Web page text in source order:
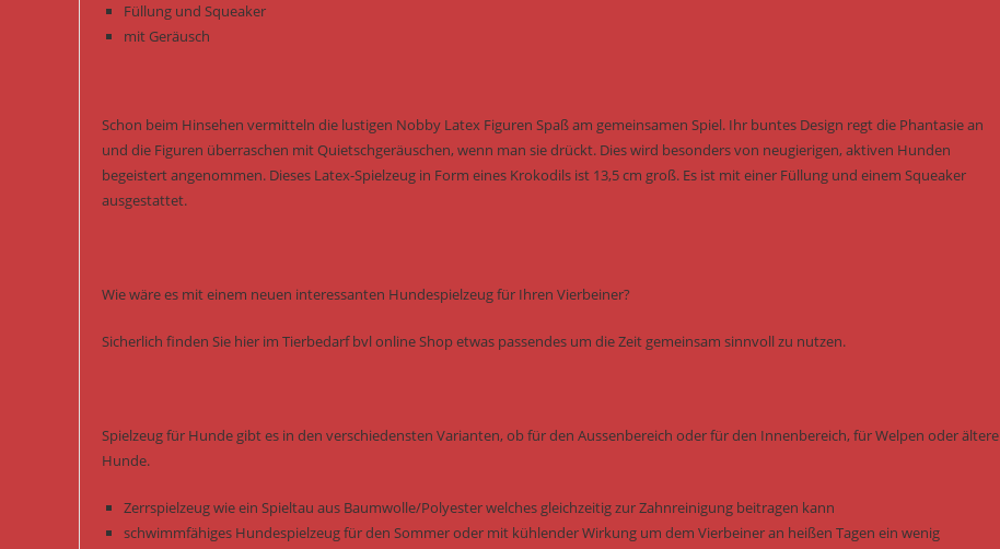
Füllung und Squeaker
mit Geräusch
Schon beim Hinsehen vermitteln die lustigen Nobby Latex Figuren Spaß am gemeinsamen Spiel. Ihr buntes Design regt die Phantasie an
und die Figuren überraschen mit Quietschgeräuschen, wenn man sie drückt. Dies wird besonders von neugierigen, aktiven Hunden
begeistert angenommen. Dieses Latex-Spielzeug in Form eines Krokodils ist 13,5 cm groß. Es ist mit einer Füllung und einem Squeaker
ausgestattet.
Wie wäre es mit einem neuen interessanten Hundespielzeug für Ihren Vierbeiner?
Sicherlich finden Sie hier im Tierbedarf bvl online Shop etwas passendes um die Zeit gemeinsam sinnvoll zu nutzen.
Spielzeug für Hunde gibt es in den verschiedensten Varianten, ob für den Aussenbereich oder für den Innenbereich, für Welpen oder ältere
Hunde.
Zerrspielzeug wie ein Spieltau aus Baumwolle/Polyester welches gleichzeitig zur Zahnreinigung beitragen kann
schwimmfähiges Hundespielzeug für den Sommer oder mit kühlender Wirkung um dem Vierbeiner an heißen Tagen ein wenig